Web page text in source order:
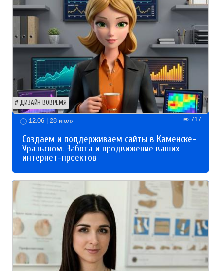
ДИЗАЙН ВОВРЕМЯ
12:06 | 28 июля 717
Создаем и поддерживаем сайты в Каменске-
Уральском. Забота и продвижение ваших
интернет-проектов